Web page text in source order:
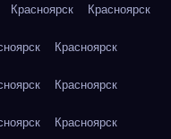
Красноярск Красноярск
Красноярск
Красноярск
Красноярск